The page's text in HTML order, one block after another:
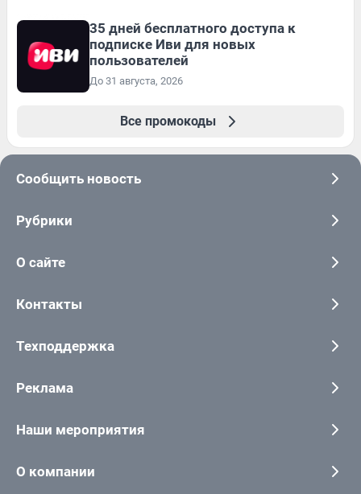
35 дней бесплатного доступа к
подписке Иви для новых
пользователей
До 31 августа, 2026
Все промокоды
Сообщить новость
Рубрики
О сайте
Контакты
Техподдержка
Реклама
Наши мероприятия
О компании